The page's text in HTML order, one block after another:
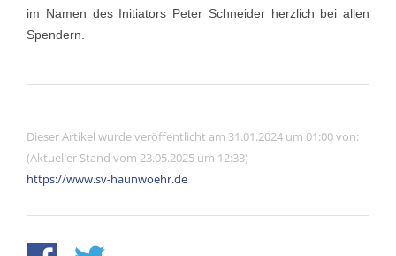
im Namen des Initiators Peter Schneider herzlich bei allen
Spendern.
Dieser Artikel wurde veröffentlicht am 31.01.2024 um 01:00 von:
(Aktueller Stand vom 23.05.2025 um 12:33)
https://www.sv-haunwoehr.de